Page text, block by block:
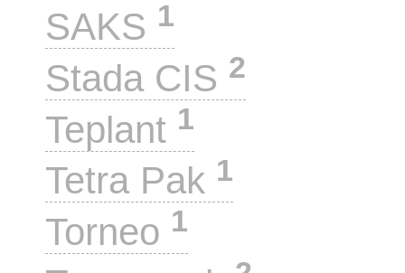
SAKS 1
Stada CIS 2
Teplant 1
Tetra Pak 1
Torneo 1